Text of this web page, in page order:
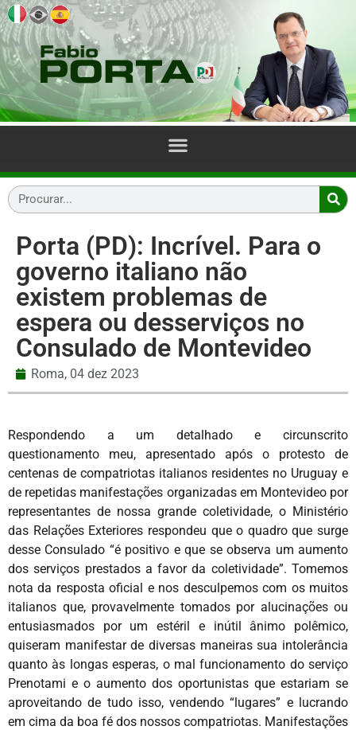
Porta (PD): Incrível. Para o
governo italiano não
existem problemas de
espera ou desserviços no
Consulado de Montevideo
Roma, 04 dez 2023
Respondendo a um detalhado e circunscrito
questionamento meu, apresentado após o protesto de
centenas de compatriotas italianos residentes no Uruguay e
de repetidas manifestações organizadas em Montevideo por
representantes de nossa grande coletividade, o Ministério
das Relações Exteriores respondeu que o quadro que surge
desse Consulado “é positivo e que se observa um aumento
dos serviços prestados a favor da coletividade”. Tomemos
nota da resposta oficial e nos desculpemos com os muitos
italianos que, provavelmente tomados por alucinações ou
entusiasmados por um estéril e inútil ânimo polêmico,
quiseram manifestar de diversas maneiras sua intolerância
quanto às longas esperas, o mal funcionamento do serviço
Prenotami e o aumento dos oportunistas que estariam se
aproveitando de tudo isso, vendendo “lugares” e lucrando
em cima da boa fé dos nossos compatriotas. Manifestações